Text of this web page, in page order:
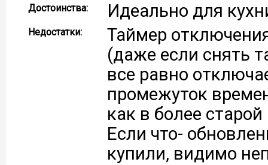
Достоинства: Идеально для
Недостатки:
Таймер
(даже если снять
все равно
промежуток
как в более
Если что-
купили, видимо